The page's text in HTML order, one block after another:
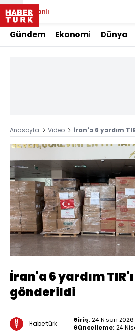
Canlı
Gündem Ekonomi Dünya
Anasayfa Video İran'a 6 yardım
Aç
Yüklendi:
15.84%
İran'a 6 yardım
gönderildi
Habertürk Giriş: 24 Nisan
Güncelleme: 24